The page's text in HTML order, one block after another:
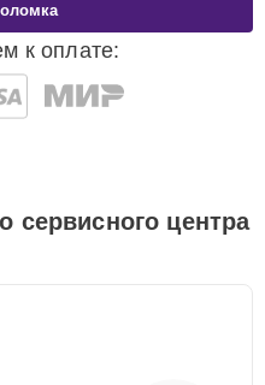
к оплате:
сервисного центра